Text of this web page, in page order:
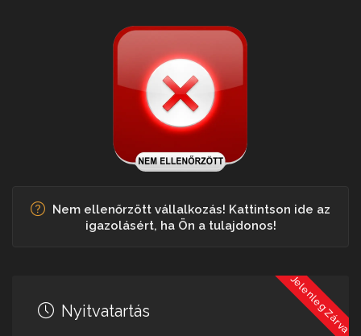
Nem ellenőrzött vállalkozás! Kattintson ide az
igazolásért, ha Ön a tulajdonos!
Jelenleg Zárva
Nyitvatartás